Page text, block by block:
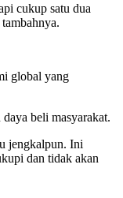
cukup satu dua
global yang
beli masyarakat.
jengkalpun. Ini
dan tidak akan